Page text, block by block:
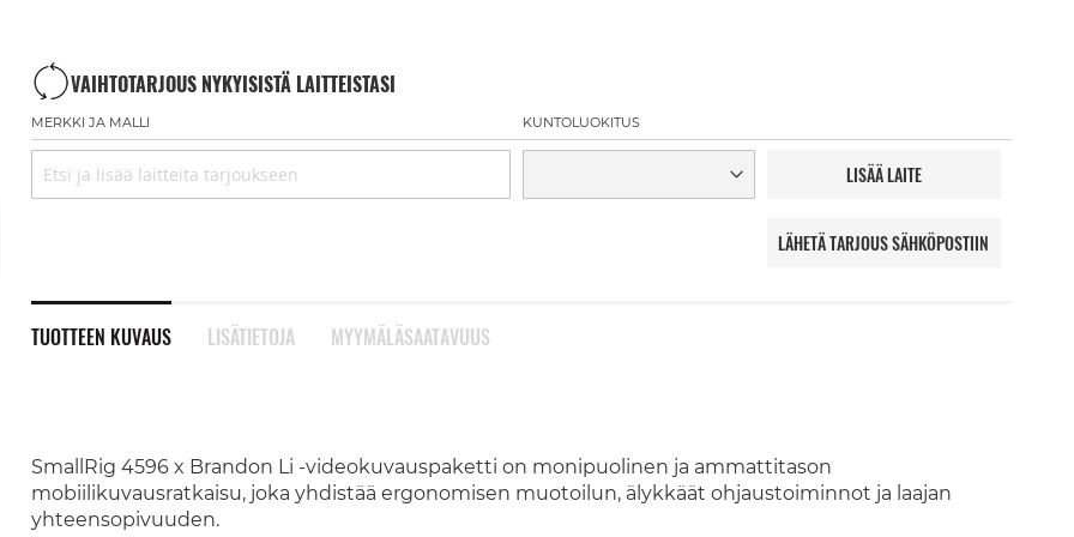
VAIHTOTARJOUS NYKYISISTÄ LAITTEISTASI
MERKKI JA MALLI KUNTOLUOKITUS
LISÄÄ LAITE
LÄHETÄ TARJOUS SÄHKÖPOSTIIN
TUOTTEEN KUVAUS
SmallRig 4596 x Brandon Li -videokuvauspaketti on monipuolinen ja ammattitason
mobiilikuvausratkaisu, joka yhdistää ergonomisen muotoilun, älykkäät ohjaustoiminnot ja laajan
yhteensopivuuden.
LISÄTIETOJA MYYMÄLÄSAATAVUUS